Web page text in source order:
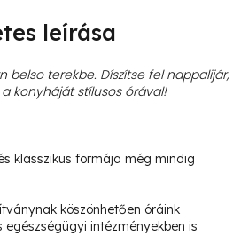
leírása
belso terekbe. Díszítse fel nappalijár,
konyháját stílusos órával!
klasszikus formája még mindig
köszönhetően óráink
intézményekben is